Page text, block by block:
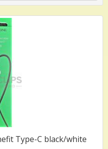
Type-C black/white